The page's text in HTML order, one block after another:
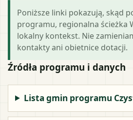
Poniższe linki pokazują, skąd
programu, regionalna ścieżka
lokalny kontekst. Nie
kontakty ani obietnice dotacji.
Źródła programu i danych
Lista gmin programu